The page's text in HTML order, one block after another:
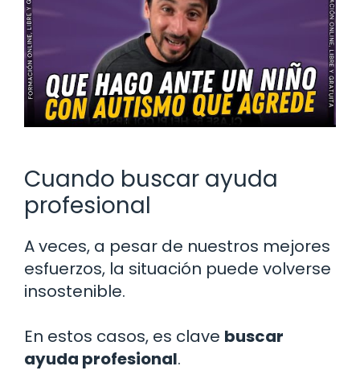
Cuando buscar ayuda
profesional
A veces, a pesar de nuestros mejores
esfuerzos, la situación puede volverse
insostenible.
En estos casos, es clave buscar
ayuda profesional.